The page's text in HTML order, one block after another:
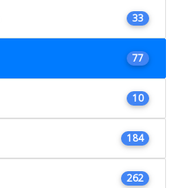
33
77
10
184
262